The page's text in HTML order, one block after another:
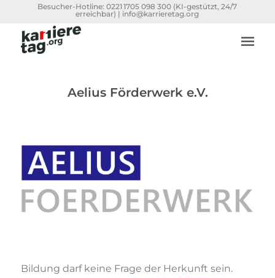
Besucher-Hotline:0221 1705 098 300 (KI-gestützt, 24/7
erreichbar) | info@karrieretag.org
Aelius Förderwerk e.V.
Bildung darf keine Frage der Herkunft sein.